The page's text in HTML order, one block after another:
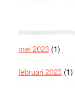
mei 2023(1)
februari 2023(1)